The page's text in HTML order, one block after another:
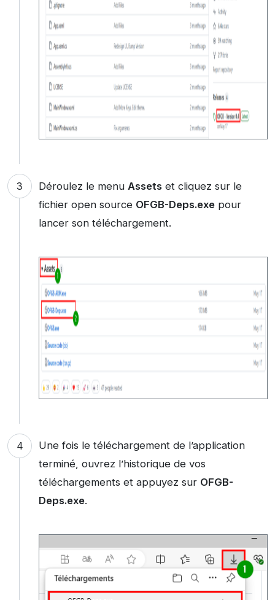
Déroulez le menu Assetset cliquez sur le
fichier open source OFGB-Deps.exepour
lancer son téléchargement.
Une fois le téléchargement de l’application
terminé, ouvrez l’historique de vos
téléchargements et appuyez sur OFGB-
Deps.exe.